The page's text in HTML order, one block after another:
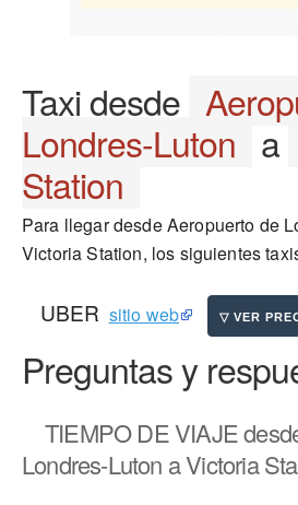
Taxi desde
Londres-Luton a
Station
Para llegar desde Aeropuerto de
Victoria Station, los siguientes
UBER sitio web
Preguntas y
TIEMPO DE VIAJE
Londres-Luton a Victoria